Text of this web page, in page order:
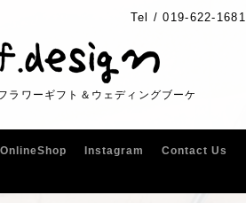
Tel /019-622-1681
ラワーギフト＆ウェディングブーケ
OnlineShop Instagram
Contact Us